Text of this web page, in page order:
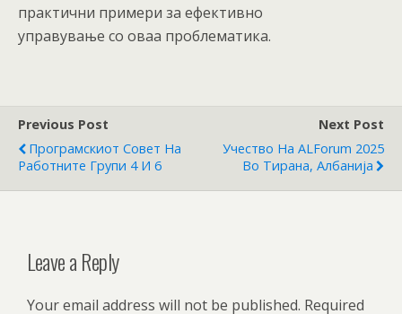
практични примери за ефективно
управување со оваа проблематика.
Previous Post
Програмскиот Совет На
Работните Групи 4 И 6
Next Post
Учество На ALForum 2025
Во Тирана, Албанија
Leave a Reply
Your email address will not be published. Required